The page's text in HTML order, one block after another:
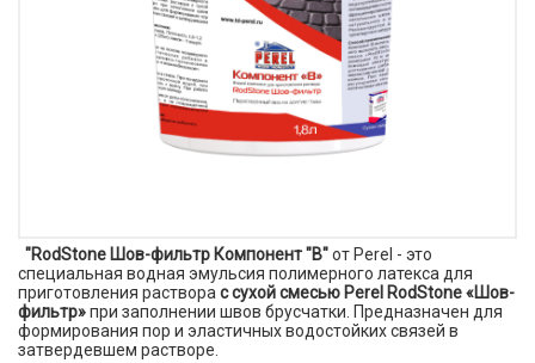
"RodStone Шов-фильтр Компонент "B"от Perel - это
специальная водная эмульсия полимерного латекса для
приготовления растворас сухой смесью Perel RodStone «Шов-
фильтр»при заполнении швов брусчатки. Предназначен для
формирования пор и эластичных водостойких связей в
затвердевшем растворе.